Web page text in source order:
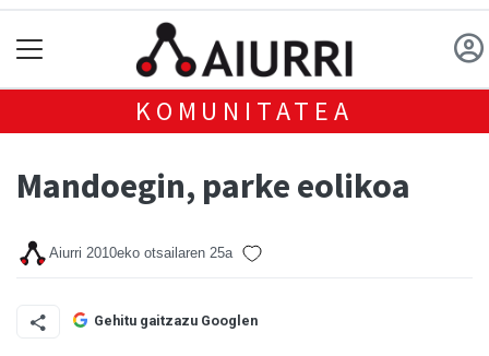
KOMUNITATEA
Mandoegin, parke eolikoa
Aiurri 2010eko otsailaren 25a
Gehitu gaitzazu Googlen